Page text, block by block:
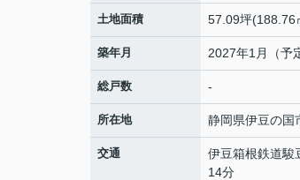
土地面積 57.09坪(188.76
築年月 2027年1月（予
総戸数 -
所在地 静岡県伊豆の国
交通 伊豆箱根鉄道駿
14分